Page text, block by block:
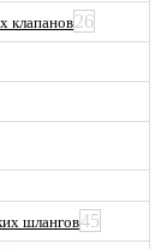
клапанов26
шлангов45